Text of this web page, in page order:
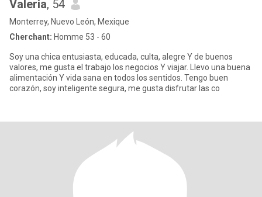
Valeria, 54
Monterrey, Nuevo León, Mexique
Cherchant: Homme 53 - 60
Soy una chica entusiasta, educada, culta, alegre Y de buenos
valores, me gusta el trabajo los negocios Y viajar. Llevo una buena
alimentación Y vida sana en todos los sentidos. Tengo buen
corazón, soy inteligente segura, me gusta disfrutar las co